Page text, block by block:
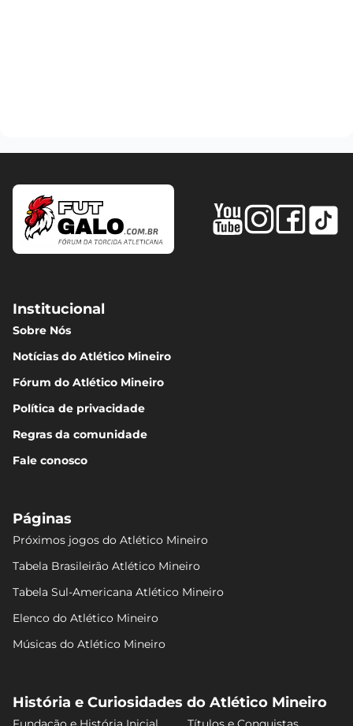
Institucional
Sobre Nós
Notícias do Atlético Mineiro
Fórum do Atlético Mineiro
Política de privacidade
Regras da comunidade
Fale conosco
Páginas
Próximos jogos do Atlético Mineiro
Tabela Brasileirão Atlético Mineiro
Tabela Sul-Americana Atlético Mineiro
Elenco do Atlético Mineiro
Músicas do Atlético Mineiro
História e Curiosidades do Atlético Mineiro